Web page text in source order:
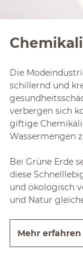
Die
schillernd und
verbergen sich
giftige
Wassermengen
Bei Grüne Erde
diese
und ökologisch
und Natur
Mehr erfahren